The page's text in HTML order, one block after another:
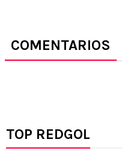
COMENTARIOS
TOP REDGOL